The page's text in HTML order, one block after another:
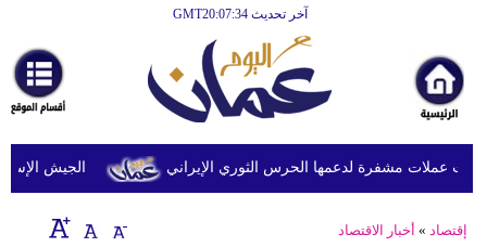
آخر تحديث GMT20:07:34
أخبارعاجلة
رياضة
ثقافة
إقتصاد
الجيش عملات مشفرة لدعمها الحرس الثوري الإيراني
إقتصاد » أخبار الاقتصاد